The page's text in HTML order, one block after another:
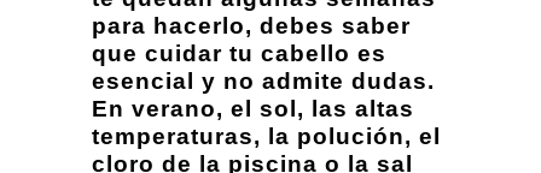
para hacerlo, debes saber
que cuidar tu cabello es
esencial y no admite dudas.
En verano, el sol, las altas
temperaturas, la polución, el
cloro de la piscina o la sal